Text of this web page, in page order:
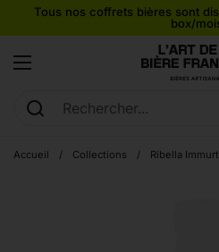
Passer au contenu
Tous nos coffrets bières sont
box/
Ouvrir le menu
Accueil / Collections / Ribella